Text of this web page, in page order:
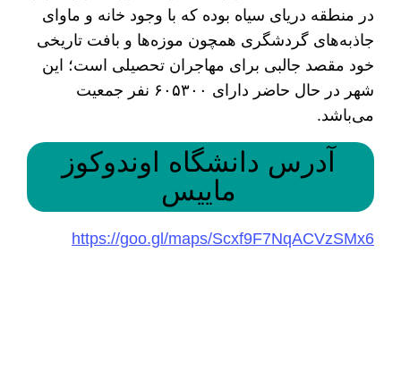
در منطقه دریای سیاه بوده که با وجود خانه و ماوای
جاذبه‌های گردشگری همچون موزه‌ها و بافت تاریخی
خود مقصد جالبی برای مهاجران تحصیلی است؛ این
شهر در حال حاضر دارای ۶۰۵۳۰۰ نفر جمعیت
می‌باشد.
آدرس دانشگاه اوندوکوز
ماییس
https://goo.gl/maps/Scxf9F7NqACVzSMx6